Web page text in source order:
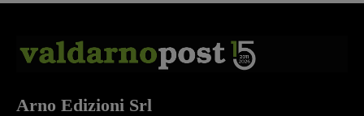
Arno Edizioni Srl